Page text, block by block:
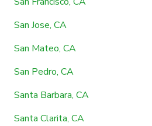
San Jose, CA
San Mateo, CA
San Pedro, CA
Santa Barbara, CA
Santa Clarita, CA